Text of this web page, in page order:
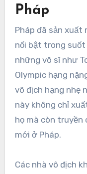
Pháp
Pháp đã sản xuất
nổi bật trong suốt
những võ sĩ như
Olympic hạng
vô địch hạng nhẹ
này không chỉ
họ mà còn truyền
mới ở Pháp.
Các nhà vô địch